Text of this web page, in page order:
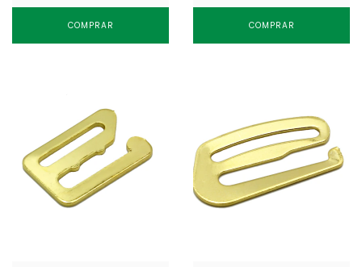
COMPRAR COMPRAR